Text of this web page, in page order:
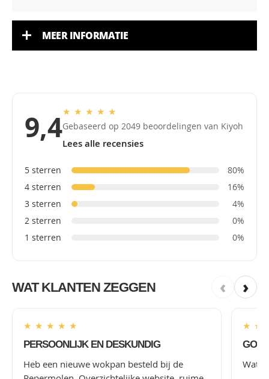
MEER INFORMATIE
9,4★ ★ ★ ★ ★
Gebaseerd op 2049 beoordelingen van Kiyoh
Lees alle recensies
5 sterren
80%
4 sterren
16%
3 sterren
4%
2 sterren
0%
1 sterren
0%
WAT KLANTEN ZEGGEN ‹ ›
★ ★ ★ ★ ★
PERSOONLIJK EN DESKUNDIG
Heb een nieuwe wokpan besteld bij de
★ ★
Wat